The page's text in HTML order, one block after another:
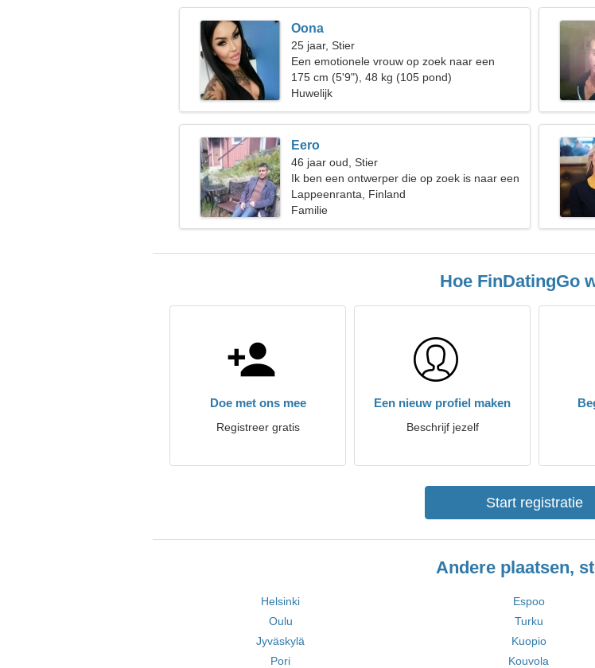
Oona
25 jaar, Stier
Een emotionele vrouw op zoek naar een
gepassioneerde relatie
175 cm (5'9"), 48 kg (105 pond)
Huwelijk
Eero
46 jaar oud, Stier
Ik ben een ontwerper die op zoek is naar een
ongewone vrouw
Lappeenranta, Finland
Familie
Hoe FinDatingGo
Doe met ons mee
Registreer gratis
Een nieuw profiel maken
Beschrijf jezelf
Start registratie
Andere plaatsen,
Helsinki Espoo
Oulu
Turku
Jyväskylä
Kuopio
Pori
Kouvola